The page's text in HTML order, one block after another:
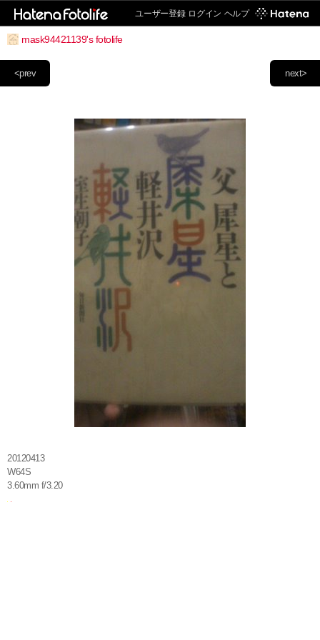
ユーザー登録 ログイン ヘルプ
mask94421139's fotolife
next>
<prev
20120413
W64S
3.60mm f/3.20